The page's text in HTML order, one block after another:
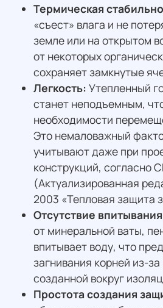
Термическая
«съест» влага и не
земле или на открытом
от некоторых
сохраняет замкнутые
Легкость: Утепленный
станет неподъемным,
необходимости
Это немаловажный
учитывают даже при
конструкций, согласно
(Актуализированная
2003 «Тепловая защита
Отсутствие
от минеральной ваты,
впитывает воду, что
загнивания корней из-
созданной вокруг
Простота создания